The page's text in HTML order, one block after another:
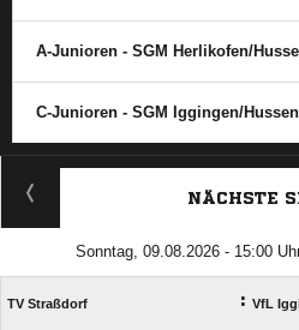
A-Junioren - SGM Herlikofen/​
C-Junioren - SGM Iggingen/​
ANZEIGE
NÄCHSTE
Sonntag, 09.08.2026 - 15:00
TV Straßdorf : VfL